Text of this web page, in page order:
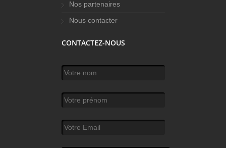
Nos partenaires
Nous contacter
CONTACTEZ-NOUS
Votre nom
Votre prénom
Votre Email